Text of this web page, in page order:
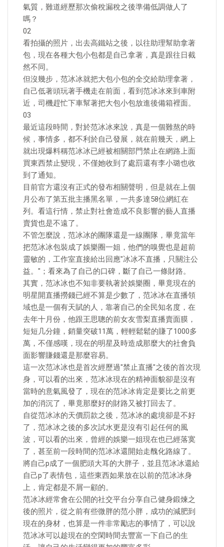
氣質，難道經歷那次偷稅漏稅之後準備低調做人了
嗎？
02
看拍攝的照片，出去高鐵站之後，以往助理幫助拿著
包，現在各種大包小包都是自己拿著，真是跟往日截
然不同。
但沒幾步，范冰冰就把大包小包的全交給助理拿著，
自己低著頭玩著手機走在前面，看到范冰冰來到車附
近，司機趕忙下車幫著把大包小包放進後備箱裡面。
03
最近這段時間，對於范冰冰來說，真是一個難熬的時
候，事情多，都不利於自己發展，就在前幾天，網上
就出現爆料稱范冰冰已經被相關部門禁止在網路上面
買東西禁止變現，不僅她收到了處罰還有李小璐也收
到了通知。
目前官方還沒有正式的發布相關聲明，但是就在上個
月公布了第五批主播黑名單，一共多達58位網紅在
列。看這行情，禁止對社會造成不良影響的藝人直播
賣貨也是不遠了。
不管怎麼說，范冰冰的團隊還是一線團隊，畢竟當年
把范冰冰包裝成了娛樂圈一姐，他們的嗅覺也是超前
靈敏的，工作室直接給出回應"冰冰不直播，只關注公
益。"；看來為了自己的口碑，斷了自己一條財路。
其實，范冰冰也不知非要執著於娛樂圈，畢竟現在的
明星開直播撈錢已經不算是少數了，范冰冰在直播領
域也是一個有天賦的人，靠著自己的全民知名度，在
去年十月份，他跟王思聰的前女友雪梨直播賣面膜，
短短几分鐘，銷量突破11萬，輕輕鬆鬆的賺了1000多
萬，不僅感嘆，現在的明星及時造成那麼大的社會負
面影響賺錢還是那麼容易。
這一次范冰冰也是首次經歷過"禁止直播"之後的首次現
身，可以看的出來，范冰冰現在的精神面貌卻是沒有
當時的意氣風發了，現在的范冰冰肯定是要比之前更
加的消沉了，畢竟那麼好的財路又被打回去了。
自從范冰冰的天價罰款之後，范冰冰的處境卻是不好
了，范冰冰之後的多次試水更是沒有引起任何的風
波，可以看的出來，曾經的娛樂一姐現在也已經落寞
了，甚至前一段時間的范冰冰還開始走醜化路線了。
將自己p成了一個肥頭大耳的大胖子，並且范冰冰還給
自己p了表情包，這些東西如果放在以前的范冰冰身
上，肯定都是不屑一顧的。
范冰冰經常會在公開的社交平台分享自己健身鍛煉之
後的照片，從之前有些微胖的范小胖，成功的減肥到
現在的身材，也算是一件非常勵志的事情了，可以說
范冰冰可以趁現在的空閑時間去豐富一下自己的生